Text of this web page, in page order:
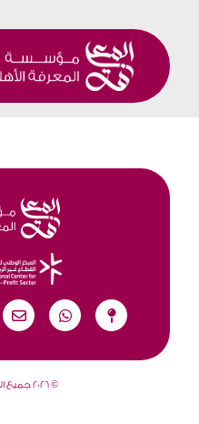
©2026 جميع الحقوق محفوظة